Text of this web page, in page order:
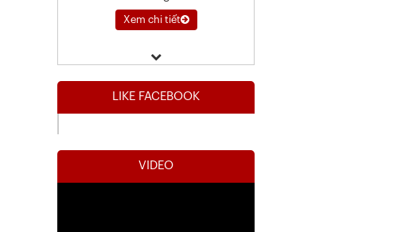
LIKE FACEBOOK
VIDEO